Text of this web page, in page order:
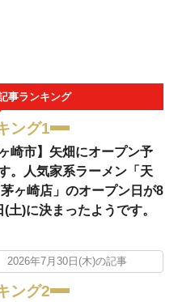
事ランキング
ング1
ヶ崎市】矢畑にオープン予
。人気家系ラーメン「天
ヶ崎店」のオープン日が8
(土)に決まったようです。
2026年7月30日(木)の記事
ング2